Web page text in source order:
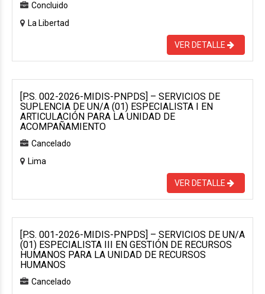
Concluido
La Libertad
VER DETALLE
[P.S. 002-2026-MIDIS-PNPDS] – SERVICIOS DE
SUPLENCIA DE UN/A (01) ESPECIALISTA I EN
ARTICULACIÓN PARA LA UNIDAD DE
ACOMPAÑAMIENTO
Cancelado
Lima
VER DETALLE
[P.S. 001-2026-MIDIS-PNPDS] – SERVICIOS DE UN/A
(01) ESPECIALISTA III EN GESTIÓN DE RECURSOS
HUMANOS PARA LA UNIDAD DE RECURSOS
HUMANOS
Cancelado